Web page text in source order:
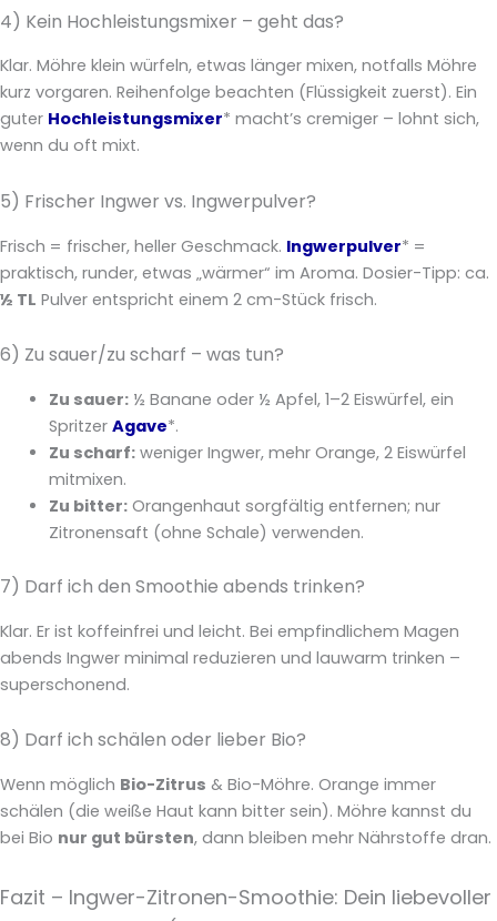
4) Kein Hochleistungsmixer – geht das?
Klar. Möhre klein würfeln, etwas länger mixen, notfalls Möhre
kurz vorgaren. Reihenfolge beachten (Flüssigkeit zuerst). Ein
guter Hochleistungsmixer* macht’s cremiger – lohnt sich,
wenn du oft mixt.
5) Frischer Ingwer vs. Ingwerpulver?
Frisch = frischer, heller Geschmack. Ingwerpulver* =
praktisch, runder, etwas „wärmer“ im Aroma. Dosier-Tipp: ca.
½ TL Pulver entspricht einem 2 cm-Stück frisch.
6) Zu sauer/zu scharf – was tun?
Zu sauer:½ Banane oder ½ Apfel, 1–2 Eiswürfel, ein
Spritzer Agave*.
Zu scharf:weniger Ingwer, mehr Orange, 2 Eiswürfel
mitmixen.
Zu bitter:Orangenhaut sorgfältig entfernen; nur
Zitronensaft (ohne Schale) verwenden.
7) Darf ich den Smoothie abends trinken?
Klar. Er ist koffeinfrei und leicht. Bei empfindlichem Magen
abends Ingwer minimal reduzieren und lauwarm trinken –
superschonend.
8) Darf ich schälen oder lieber Bio?
Wenn möglich Bio-Zitrus & Bio-Möhre. Orange immer
schälen (die weiße Haut kann bitter sein). Möhre kannst du
bei Bio nur gut bürsten, dann bleiben mehr Nährstoffe dran.
Fazit – Ingwer-Zitronen-Smoothie: Dein liebevoller